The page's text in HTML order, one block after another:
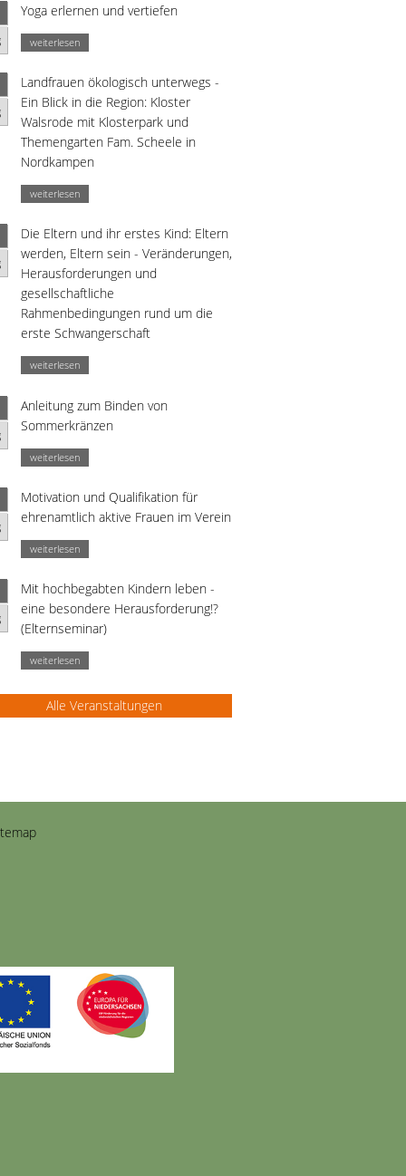
Yoga erlernen und vertiefen
weiterlesen
Landfrauen ökologisch unterwegs -
Ein Blick in die Region: Kloster
Walsrode mit Klosterpark und
Themengarten Fam. Scheele in
Nordkampen
weiterlesen
Die Eltern und ihr erstes Kind: Eltern
werden, Eltern sein - Veränderungen,
Herausforderungen und
gesellschaftliche
Rahmenbedingungen rund um die
erste Schwangerschaft
weiterlesen
Anleitung zum Binden von
Sommerkränzen
weiterlesen
Motivation und Qualifikation für
ehrenamtlich aktive Frauen im Verein
weiterlesen
Mit hochbegabten Kindern leben -
eine besondere Herausforderung!?
(Elternseminar)
weiterlesen
Alle Veranstaltungen